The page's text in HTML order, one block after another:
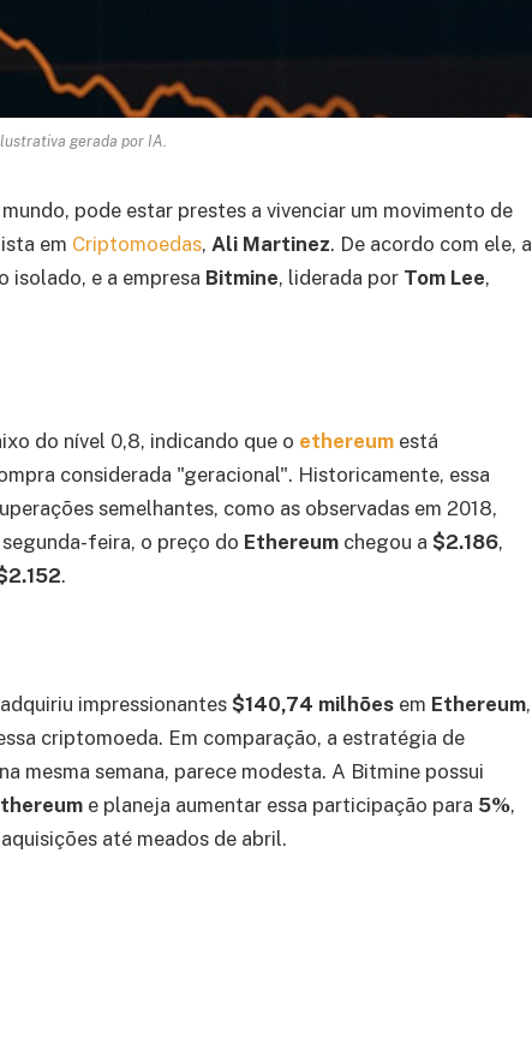
gerada por IA.
pode estar prestes a vivenciar um movimento de
em Criptomoedas, Ali Martinez. De acordo com ele, a
isolado, e a empresa Bitmine, liderada por Tom Lee,
do nível 0,8, indicando que o ethereum está
considerada "geracional". Historicamente, essa
semelhantes, como as observadas em 2018,
feira, o preço do Ethereum chegou a $2.186,
.
impressionantes$140,74 milhões em Ethereum,
criptomoeda. Em comparação, a estratégia de
na mesma semana, parece modesta. A Bitmine possui
e planeja aumentar essa participação para 5%,
até meados de abril.